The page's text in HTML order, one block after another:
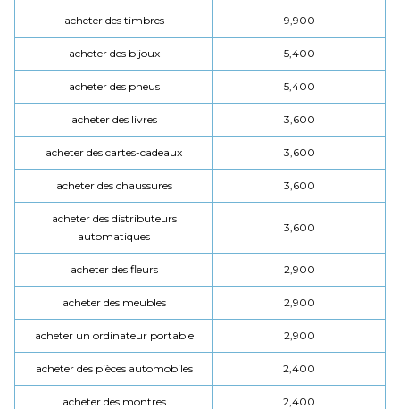
acheter des timbres 9,900
acheter des bijoux 5,400
acheter des pneus 5,400
acheter des livres 3,600
acheter des cartes-cadeaux 3,600
acheter des chaussures 3,600
acheter des distributeurs
automatiques
3,600
acheter des fleurs 2,900
acheter des meubles 2,900
acheter un ordinateur portable 2,900
acheter des pièces automobiles 2,400
acheter des montres 2,400